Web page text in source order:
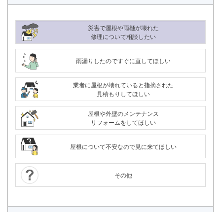
24時間365日対応
災害で屋根や雨樋が壊れた
修理について相談したい
雨漏りしたのですぐに直してほしい
業者に屋根が壊れていると指摘された
見積もりしてほしい
屋根や外壁のメンテナンス
リフォームをしてほしい
屋根について不安なので見に来てほしい
その他